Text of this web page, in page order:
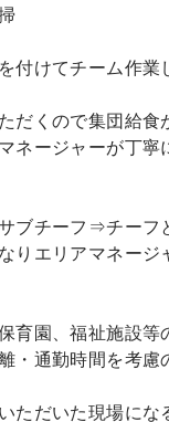
付けてチーム作業
だくので集団給食
ネージャーが丁寧
ブチーフ⇒チーフ
りエリアマネー
育園、福祉施設等
・通勤時間を考
だいた現場にな